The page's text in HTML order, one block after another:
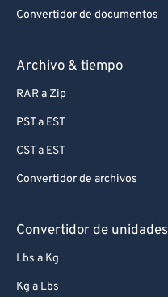
Convertidor de documentos
Archivo & tiempo
RAR a Zip
PST a EST
CST a EST
Convertidor de archivos
Convertidor de unidades
Lbs a Kg
Kg a Lbs